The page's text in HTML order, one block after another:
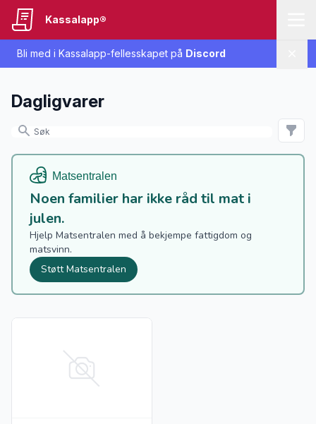
Bli med i Kassalapp-fellesskapet på Discord
Kassalapp®
Dagligvarer
Noen familier har ikke råd til mat i
julen.
Hjelp Matsentralen med å bekjempe fattigdom og
matsvinn.
Støtt Matsentralen